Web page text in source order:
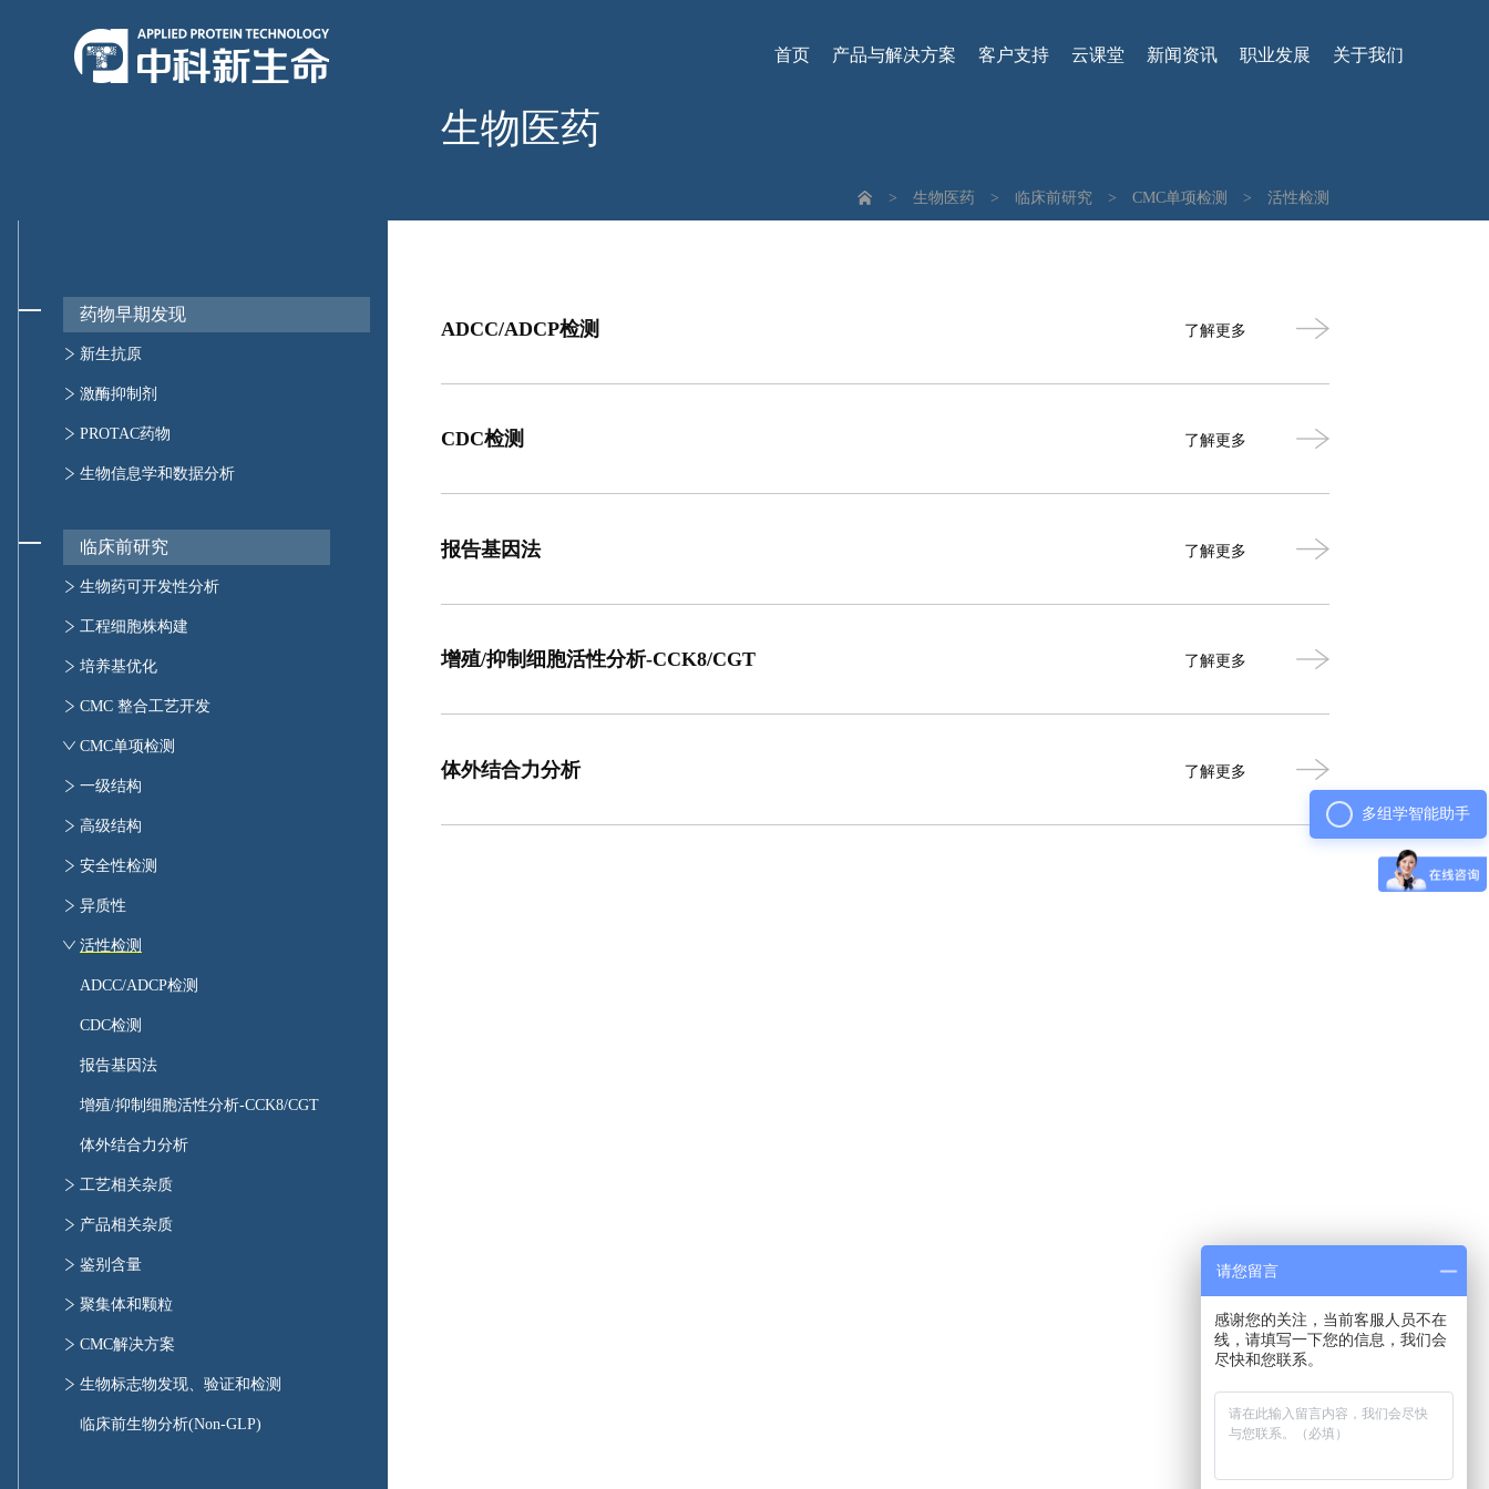
首页 产品与解决方案 客户支持 云课堂 新闻资讯 职业发展 关于我们
生物医药
> 生物医药 > 临床前研究 > CMC单项检测 > 活性检测
药物早期发现
新生抗原
新生抗原免疫原性验证
新生抗原发现筛选
激酶抑制剂
激酶谱研究
激酶活性检测
PROTAC药物
PROTAC脱靶蛋白检测
PROTAC空间结构预测和E3作用位点评估
生物信息学和数据分析
蛋白结构预测和蛋白互作检测
临床前研究
生物药可开发性分析
生物药可开发性分析
工程细胞株构建
稳转细胞株构建平台
培养基优化
培养基优化
CMC 整合工艺开发
CMC 整合工艺开发
CMC单项检测
一级结构
肽图分析
分子量分析
氨基酸分析
元素分析
高级结构
红外光谱检测
紫外光谱分析
旋光性分析
圆二色谱分析
蛋白质核磁共振分析
X射线粉末衍射
游离巯基含量分析
内源荧光光谱
热稳定性分析DSC
氢氘交换质谱（HDX）
分析型超速离心（AUC）
蛋白分子粒径（DLS）分析
安全性检测
安全性检测
异质性
异质性检测
活性检测
ADCC/ADCP检测
CDC检测
报告基因法
增殖/抑制细胞活性分析-CCK8/CGT
体外结合力分析
工艺相关杂质
HCP检测试剂专属性
消泡剂残留检测
宿主蛋白残留(HCP)检测
金属离子残留检测
HCD残留检测
产品相关杂质
杂质鉴定(色谱纯化-液质分析)
鉴别含量
色谱分析
毛细管分析
聚集体和颗粒
聚集体和颗粒
CMC解决方案
细胞治疗产品CMC分析
mRNA药物研发方案
生物标志物发现、验证和检测
生物标志物发现、验证和检测
临床前生物分析(Non-GLP)
ADCC/ADCP检测 了解更多
CDC检测 了解更多
报告基因法 了解更多
增殖/抑制细胞活性分析-CCK8/CGT 了解更多
体外结合力分析 了解更多
多组学智能助手
请您留言
感谢您的关注，当前客服人员不在
线，请填写一下您的信息，我们会
尽快和您联系。